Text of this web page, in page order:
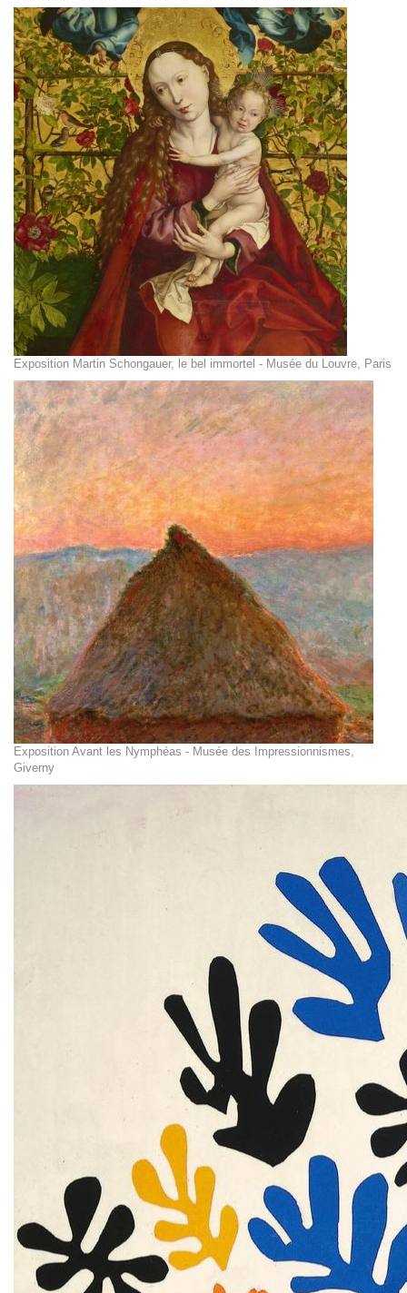
Exposition Martin Schongauer, le bel immortel - Musée du Louvre, Paris
Exposition Avant les Nymphéas - Musée des Impressionnismes,
Giverny